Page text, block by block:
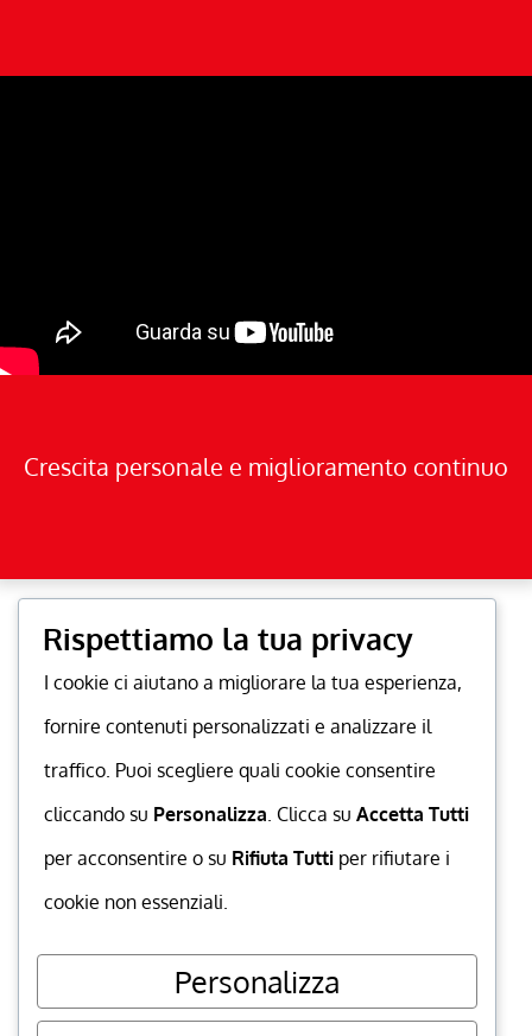
Crescita personale e miglioramento continuo
Rispettiamo la tua privacy
I cookie ci aiutano a migliorare la tua esperienza,
fornire contenuti personalizzati e analizzare il
traffico. Puoi scegliere quali cookie consentire
cliccando su Personalizza. Clicca su Accetta Tutti
per acconsentire o su Rifiuta Tutti per rifiutare i
cookie non essenziali.
Personalizza